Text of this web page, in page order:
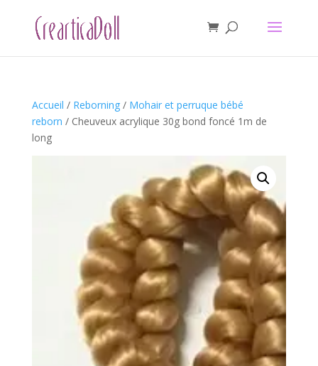
Accueil / Reborning/ Mohair et perruque bébé
reborn / Cheuveux acrylique 30g bond foncé 1m de
long